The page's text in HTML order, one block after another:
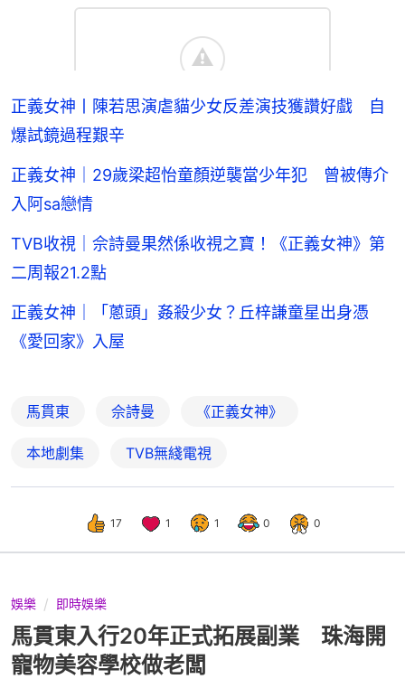
正義女神丨陳若思演虐貓少女反差演技獲讚好戲 自
爆試鏡過程艱辛
正義女神｜29歲梁超怡童顏逆襲當少年犯 曾被傳介
入阿sa戀情
TVB收視｜佘詩曼果然係收視之寶！《正義女神》第
二周報21.2點
正義女神｜「蔥頭」姦殺少女？丘梓謙童星出身憑
《愛回家》入屋
馬貫東 佘詩曼 《正義女神》
本地劇集 TVB無綫電視
17 1 1 0 0
娛樂 即時娛樂
馬貫東入行20年正式拓展副業 珠海開
寵物美容學校做老闆